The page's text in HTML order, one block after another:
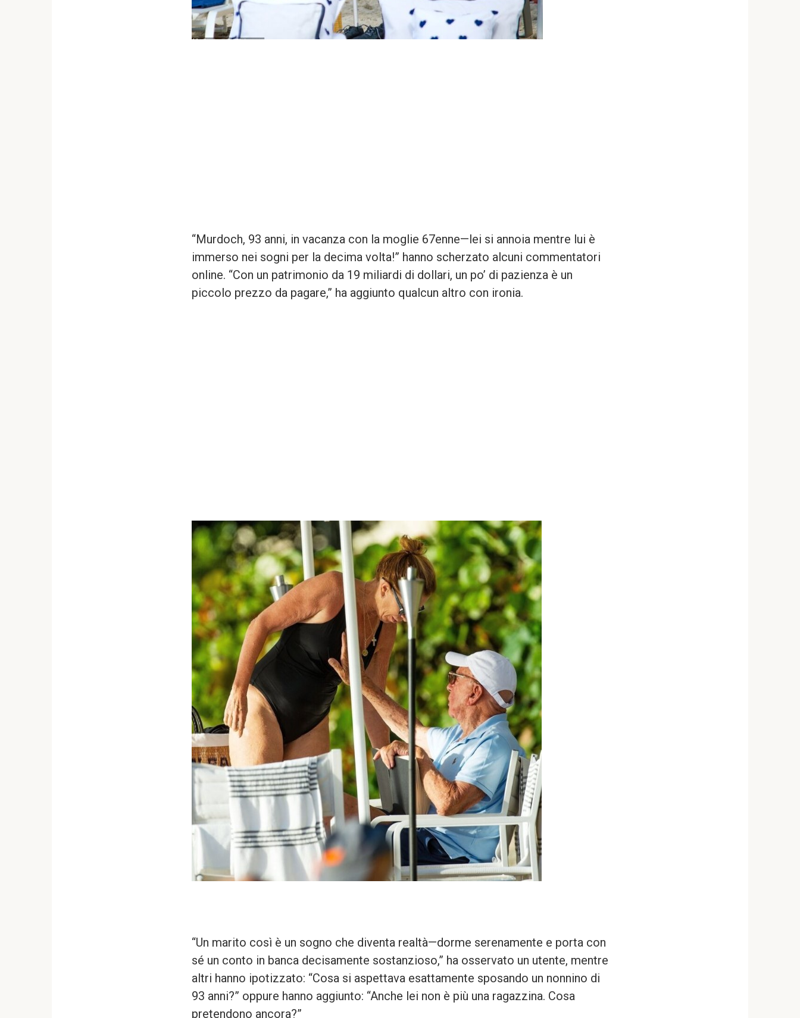
“Murdoch, 93 anni, in vacanza con la moglie 67enne—lei si annoia mentre lui è
immerso nei sogni per la decima volta!” hanno scherzato alcuni commentatori
online. “Con un patrimonio da 19 miliardi di dollari, un po’ di pazienza è un
piccolo prezzo da pagare,” ha aggiunto qualcun altro con ironia.
“Un marito così è un sogno che diventa realtà—dorme serenamente e porta con
sé un conto in banca decisamente sostanzioso,” ha osservato un utente, mentre
altri hanno ipotizzato: “Cosa si aspettava esattamente sposando un nonnino di
93 anni?” oppure hanno aggiunto: “Anche lei non è più una ragazzina. Cosa
pretendono ancora?”